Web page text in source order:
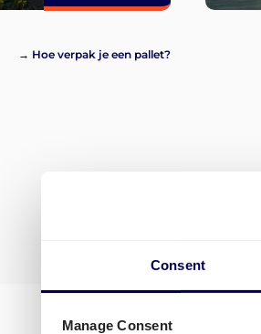
Consent
Manage Consent
→ Hoe verpak je een pallet?